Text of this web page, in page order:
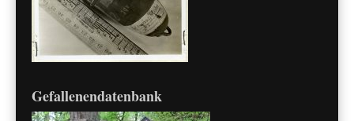
Gefallenendatenbank